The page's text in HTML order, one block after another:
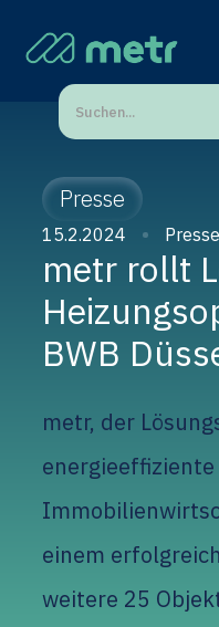
Presse
15.2.2024
metr rollt
BWB
metr, der
einem
weitere 25